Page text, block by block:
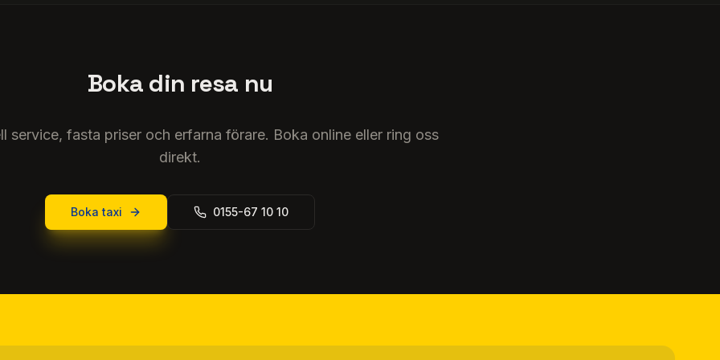
Boka din resa nu
service, fasta priser och erfarna förare. Boka online eller ring oss
direkt.
Boka taxi 0155-67 10 10